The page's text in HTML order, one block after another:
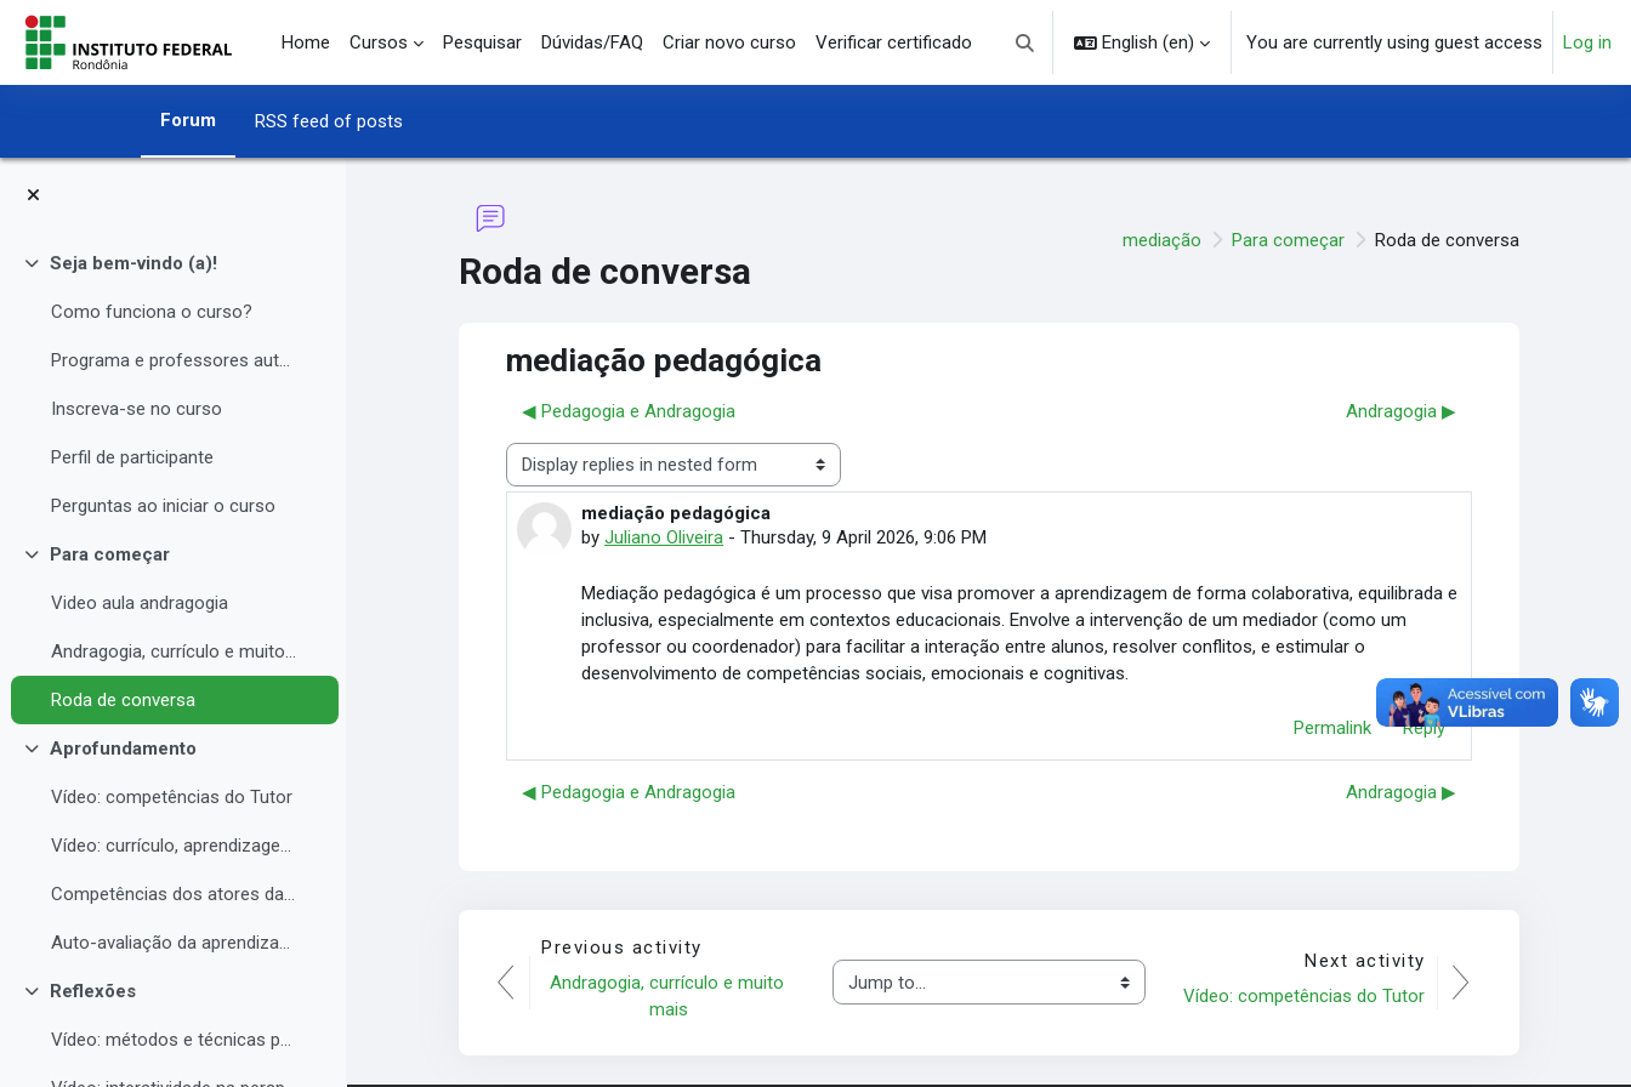
Skip to main content
Home
Cursos Pesquisar Dúvidas/FAQ Criar novo curso Verificar certificado
Toggle search input
English ‎(en)‎ You are currently using guest access Log in
Forum RSS feed of posts
Collapse
Seja bem-vindo (a)!
Como funciona o curso?
Programa e professores autores
Inscreva-se no curso
Perfil de participante
Perguntas ao iniciar o curso
Collapse
Para começar
Video aula andragogia
Andragogia, currículo e muito mais
Roda de conversa
Collapse
Aprofundamento
Vídeo: competências do Tutor
Vídeo: currículo, aprendizagem e docência para EAD
Competências dos atores da educação a distância professor, tutor e aluno
Auto-avaliação da aprendizagem
Collapse
Reflexões
Vídeo: métodos e técnicas para EAD
Roda de conversa
mediação Para começar Roda de conversa
mediação pedagógica
◀︎ Pedagogia e Andragogia Andragogia ▶︎
Display mode
mediação pedagógica
byJuliano Oliveira -Thursday, 9 April 2026, 9:06 PM
Number of replies: 0
Mediação pedagógica é um processo que visa promover a aprendizagem de forma colaborativa, equilibrada e
inclusiva, especialmente em contextos educacionais. Envolve a intervenção de um mediador (como um
professor ou coordenador) para facilitar a interação entre alunos, resolver conflitos, e estimular o
desenvolvimento de competências sociais, emocionais e cognitivas.
Permalink Reply
◀︎ Pedagogia e Andragogia Andragogia ▶︎
Previous activity
Andragogia, currículo e muito
mais
Jump to...
Next activity
Vídeo: competências do Tutor